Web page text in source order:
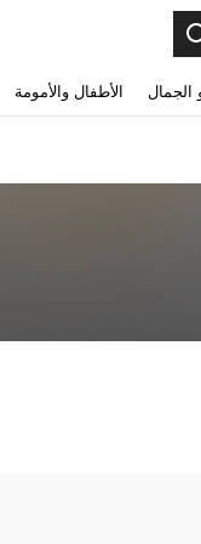
الجمال الأطفال والأمومة